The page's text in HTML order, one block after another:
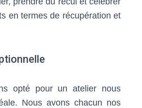
en termes de récupération et
opté pour un atelier nous
Nous avons chacun nos